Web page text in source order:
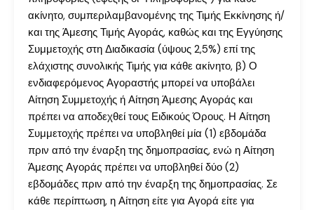
ακίνητο, συμπεριλαμβανομένης της Τιμής Εκκίνησης ή/
και της Άμεσης Τιμής Αγοράς, καθώς και της Εγγύησης
Συμμετοχής στη Διαδικασία (ύψους 2,5%) επί της
ελάχιστης συνολικής Τιμής για κάθε ακίνητο, β) Ο
ενδιαφερόμενος Αγοραστής μπορεί να υποβάλει
Αίτηση Συμμετοχής ή Αίτηση Άμεσης Αγοράς και
πρέπει να αποδεχθεί τους Ειδικούς Όρους. Η Αίτηση
Συμμετοχής πρέπει να υποβληθεί μία (1) εβδομάδα
πριν από την έναρξη της δημοπρασίας, ενώ η Αίτηση
Άμεσης Αγοράς πρέπει να υποβληθεί δύο (2)
εβδομάδες πριν από την έναρξη της δημοπρασίας. Σε
κάθε περίπτωση, η Αίτηση είτε για Αγορά είτε για